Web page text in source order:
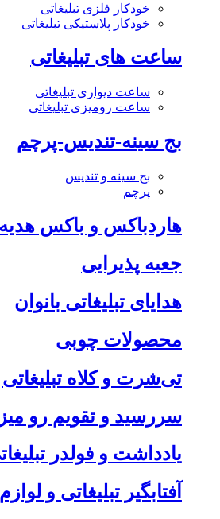
خودکار فلزی تبلیغاتی
خودکار پلاستیکی تبلیغاتی
ساعت های تبلیغاتی
ساعت دیواری تبلیغاتی
ساعت رومیزی تبلیغاتی
بج سینه-تندیس-پرچم
بج سینه و تندیس
پرچم
هاردباکس و باکس هدیه
جعبه پذیرایی
هدایای تبلیغاتی بانوان
محصولات چوبی
تی‌شرت و کلاه تبلیغاتی
سررسید و تقویم رو
یادداشت و فولدر
آفتابگیر تبلیغاتی و